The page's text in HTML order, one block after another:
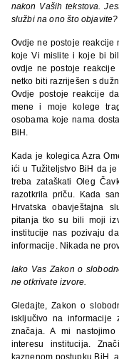
nakon Vaših tekstova.
službi na ono što objavite?
Ovdje ne postoje reakcije
koje Vi mislite i koje bi
ovdje ne postoje
netko biti razriješen s
Ovdje postoje reakcije
mene i moje kolege
osobama koje nama
BiH.
Kada je kolegica Azra
ići u Tužiteljstvo BiH da
treba zataškati Oleg
razotkrila priču. Kada
Hrvatska obavještajna
pitanja tko su bili moji
institucije nas pozivaju
informacije. Nikada ne
Iako Vas Zakon o
ne otkrivate izvore.
Gledajte, Zakon o
isključivo na informacije
značaja. A mi
interesu institucija.
kaznenom postupku BiH,